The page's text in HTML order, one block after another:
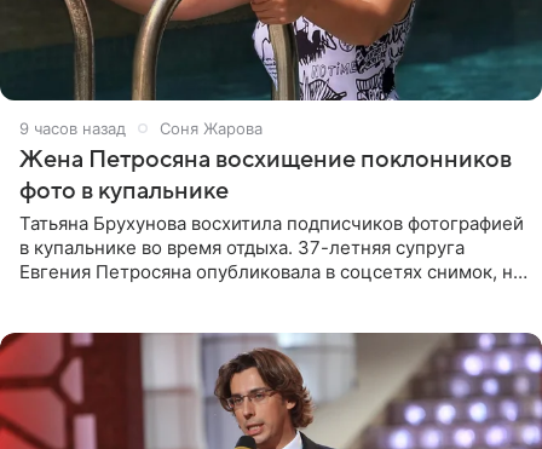
9 часов назад Соня Жарова
Жена Петросяна восхищение поклонников
фото в купальнике
Татьяна Брухунова восхитила подписчиков фотографией
в купальнике во время отдыха. 37-летняя супруга
Евгения Петросяна опубликовала в соцсетях снимок, на